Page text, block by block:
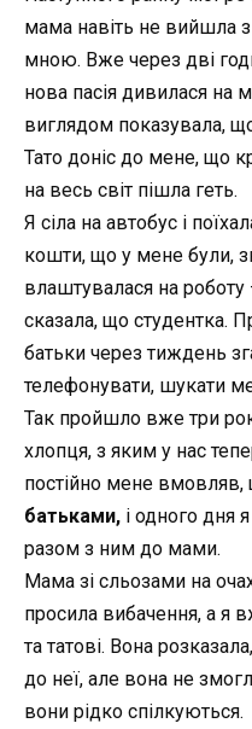
мама навіть не вийшла
мною. Вже через дві
нова пасія дивилася на
виглядом показувала,
Тато доніс до мене, що
на весь світ пішла геть.
Я сіла на автобус і
кошти, що у мене були,
влаштувалася на роботу
сказала, що студентка.
батьки через тиждень
телефонувати, шукати
Так пройшло вже три
хлопця, з яким у нас
постійно мене вмовляв,
батьками, і одного дня
разом з ним до мами.
Мама зі сльозами на
просила вибачення, а я
та татові. Вона
до неї, але вона не
вони рідко спілкуються.